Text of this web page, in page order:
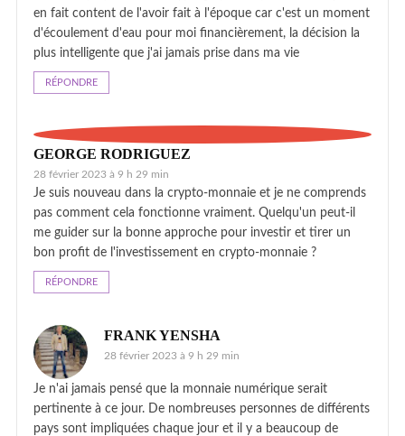
en fait content de l'avoir fait à l'époque car c'est un moment
d'écoulement d'eau pour moi financièrement, la décision la
plus intelligente que j'ai jamais prise dans ma vie
RÉPONDRE
GEORGE RODRIGUEZ
28 février 2023 à 9 h 29 min
Je suis nouveau dans la crypto-monnaie et je ne comprends
pas comment cela fonctionne vraiment. Quelqu'un peut-il
me guider sur la bonne approche pour investir et tirer un
bon profit de l'investissement en crypto-monnaie ?
RÉPONDRE
FRANK YENSHA
28 février 2023 à 9 h 29 min
Je n'ai jamais pensé que la monnaie numérique serait
pertinente à ce jour. De nombreuses personnes de différents
pays sont impliquées chaque jour et il y a beaucoup de